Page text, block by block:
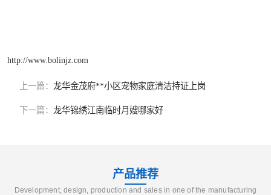
http://www.bolinjz.com
上一篇： 龙华金茂府**小区宠物家庭清洁持证上岗
下一篇： 龙华锦绣江南临时月嫂哪家好
产品推荐
Development, design, production and sales in one of the manufacturing